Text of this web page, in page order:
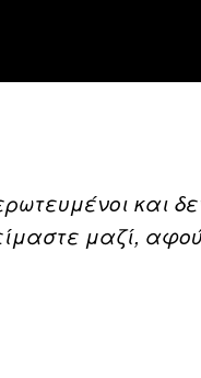
και
μαζί,